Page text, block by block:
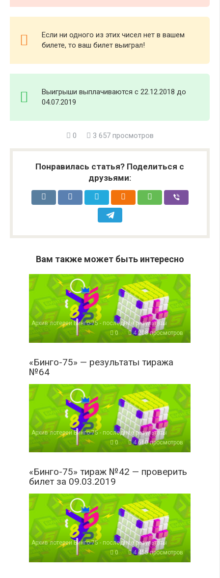
Если ни одного из этих чисел нет в вашем
билете, то ваш билет выиграл!
Выигрыши выплачиваются с 22.12.2018 до
04.07.2019
0 3 657 просмотров
Понравилась статья? Поделиться с
друзьями:
Вам также может быть интересно
Архив лотереи Бинго-75 - последние результаты
0
4 208 просмотров
«Бинго-75» — результаты тиража
№64
Архив лотереи Бинго-75 - последние результаты
0
4 660 просмотров
«Бинго-75» тираж №42 — проверить
билет за 09.03.2019
Архив лотереи Бинго-75 - последние результаты
0
4 455 просмотров